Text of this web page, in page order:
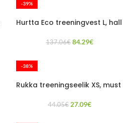
-39%
Hurtta Eco treeningvest L, hall
137.06€ 84.29€
-38%
Rukka treeningseelik XS, must
44.05€ 27.09€